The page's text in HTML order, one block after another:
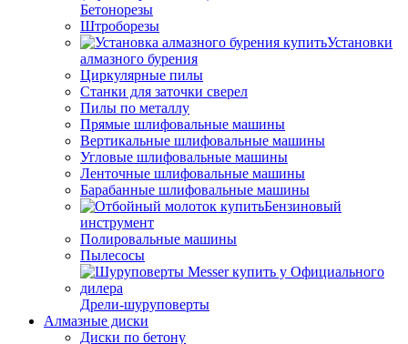
Бетонорезы
Штроборезы
Установки
алмазного бурения
Циркулярные пилы
Станки для заточки сверел
Пилы по металлу
Прямые шлифовальные машины
Вертикальные шлифовальные машины
Угловые шлифовальные машины
Ленточные шлифовальные машины
Барабанные шлифовальные машины
Бензиновый
инструмент
Полировальные машины
Пылесосы
Дрели-шуруповерты
Алмазные диски
Диски по бетону